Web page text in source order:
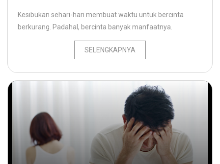
Kesibukan sehari-hari membuat waktu untuk bercinta
berkurang. Padahal, bercinta banyak manfaatnya.
SELENGKAPNYA